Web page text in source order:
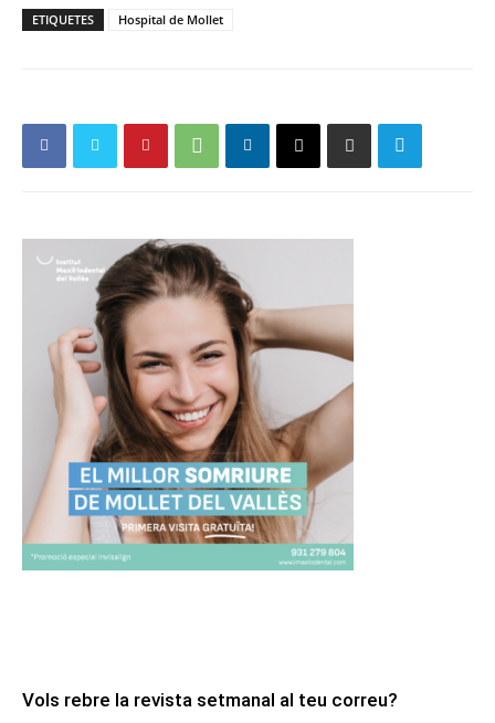
ETIQUETES Hospital de Mollet
Vols rebre la revista setmanal al teu correu?